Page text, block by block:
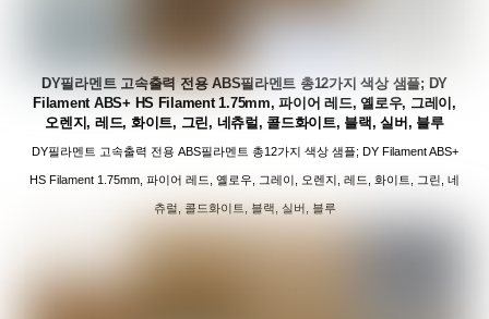
DY필라멘트 고속출력 전용 ABS필라멘트 총12가지 색상 샘플; DY
Filament ABS+ HS Filament 1.75mm, 파이어 레드, 옐로우, 그레이,
오렌지, 레드, 화이트, 그린, 네츄럴, 콜드화이트, 블랙, 실버, 블루
DY필라멘트 고속출력 전용 ABS필라멘트 총12가지 색상 샘플; DY Filament ABS+
HS Filament 1.75mm, 파이어 레드, 옐로우, 그레이, 오렌지, 레드, 화이트, 그린, 네
츄럴, 콜드화이트, 블랙, 실버, 블루